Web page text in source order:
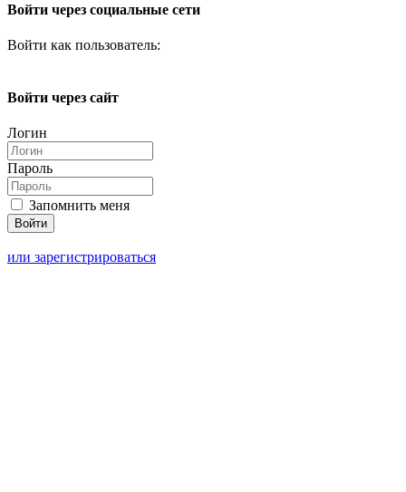
Войти через социальные сети
Войти как пользователь:
Войти через сайт
Логин
Пароль
Запомнить меня
или зарегистрироваться